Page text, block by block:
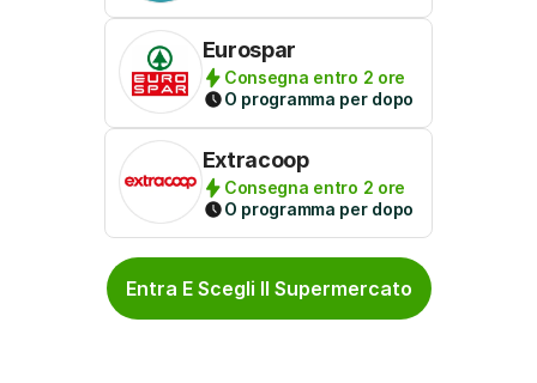
Eurospar
Consegna entro 2 ore
O programma per dopo
Extracoop
Consegna entro 2 ore
O programma per dopo
Entra E Scegli Il Supermercato